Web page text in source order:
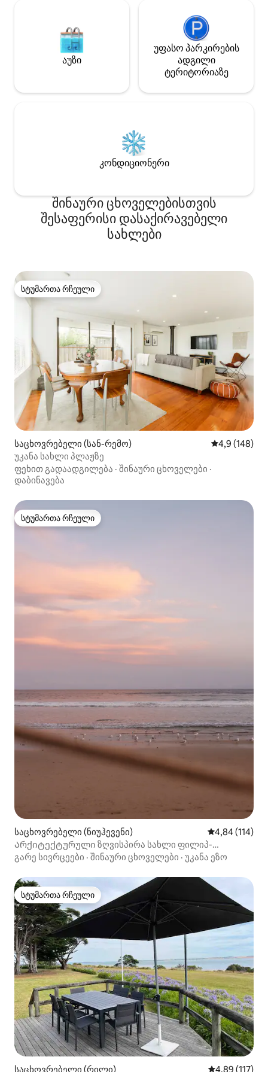
აუზი
უფასო პარკირების
ადგილი
ტერიტორიაზე
კონდიციონერი
შინაური ცხოველებისთვის
შესაფერისი დასაქირავებელი
სახლები
სტუმართა რჩეული
სტუმართა რჩეული
საცხოვრებელი (სან-რემო) საშუალო
4,9 (148)
უკანა სახლი პლაჟზე
ფეხით გადაადგილება · შინაური ცხოველები ·
დაბინავება
სტუმართა რჩეული
სტუმართა რჩეული
საცხოვრებელი (ნიუჰევენი) საშუალო
4,84 (114)
Არქიტექტურული ზღვისპირა სახლი ფილიპ-
აილენდზე
გარე სივრცეები · შინაური ცხოველები · უკანა ეზო
სტუმართა რჩეული
სტუმართა რჩეული
საცხოვრებელი (რილი) საშუალო
4,89 (117)